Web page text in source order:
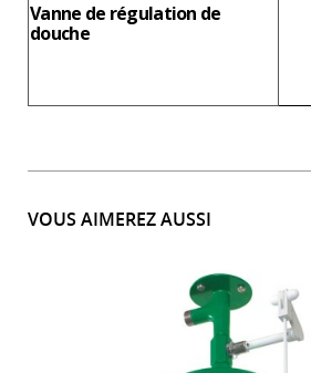
Vanne de régulation de
douche
VOUS AIMEREZ AUSSI